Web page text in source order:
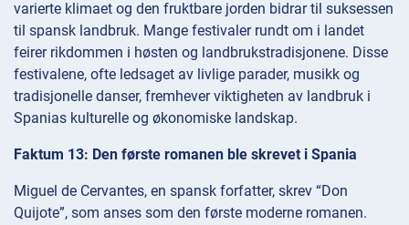
varierte klimaet og den fruktbare jorden bidrar til suksessen
til spansk landbruk. Mange festivaler rundt om i landet
feirer rikdommen i høsten og landbrukstradisjonene. Disse
festivalene, ofte ledsaget av livlige parader, musikk og
tradisjonelle danser, fremhever viktigheten av landbruk i
Spanias kulturelle og økonomiske landskap.
Faktum 13: Den første romanen ble skrevet i Spania
Miguel de Cervantes, en spansk forfatter, skrev “Don
Quijote”, som anses som den første moderne romanen.